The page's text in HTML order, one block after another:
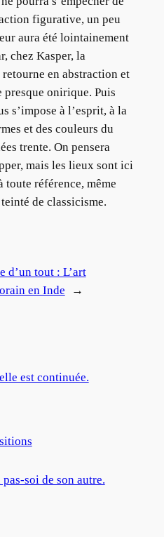
figurative, un peu
aura été lointainement
chez Kasper, la
en abstraction et
presque onirique. Puis
s’impose à l’esprit, à la
et des couleurs du
trente. On pensera
mais les lieux sont ici
toute référence, même
de classicisme.
d’un tout : L’art
en Inde
→
est continuée.
soi de son autre.